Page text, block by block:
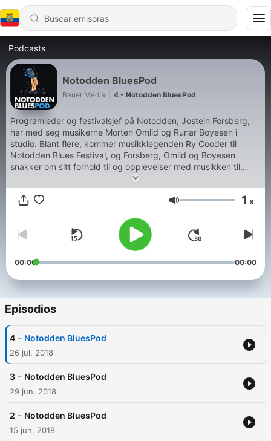
Podcasts
Notodden BluesPod
Bauer Media 4 - Notodden BluesPod
Programleder og festivalsjef på Notodden, Jostein Forsberg,
har med seg musikerne Morten Omlid og Runar Boyesen i
studio. Blant flere, kommer musikklegenden Ry Cooder til
Notodden Blues Festival, og Forsberg, Omlid og Boyesen
snakker om sitt forhold til og opplevelser med musikken til
hans. De forteller historier, spiller musikkeksempler og lager ny
musikk spontant i studio. Notodden Bluespod er en podcast
som ingen annen!
Volumen 1 x
00:00 00:00
Episodios
4 - Notodden BluesPod
26 jul. 2018
3 - Notodden BluesPod
29 jun. 2018
2 - Notodden BluesPod
15 jun. 2018